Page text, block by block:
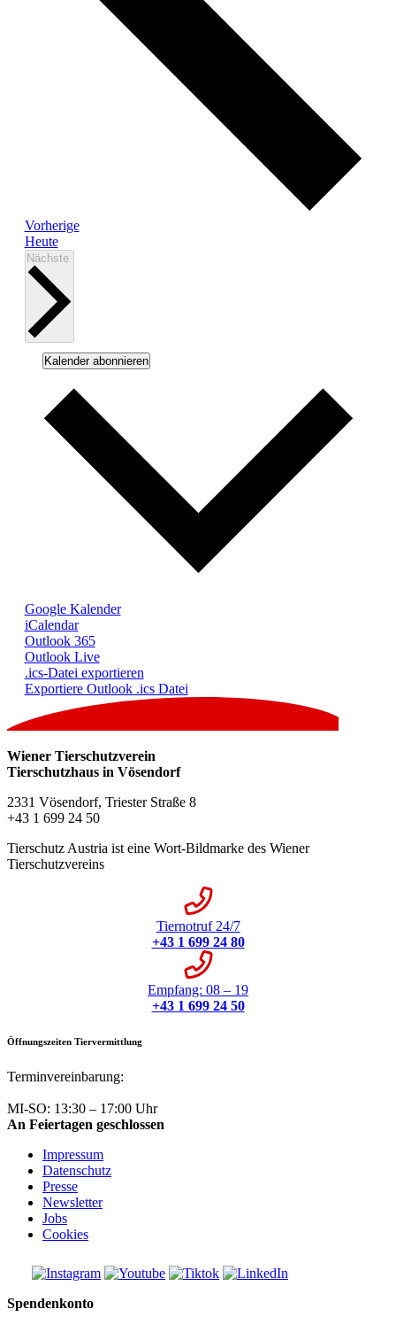
VorherigeVeranstaltungen
Heute
Nächste
Kalender abonnieren
Google Kalender
iCalendar
Outlook 365
Outlook Live
.ics-Datei exportieren
Exportiere Outlook .ics Datei
Wiener Tierschutzverein
Tierschutzhaus in Vösendorf
2331 Vösendorf, Triester Straße 8
+43 1 699 24 50
Tierschutz Austria ist eine Wort-Bildmarke des Wiener
Tierschutzvereins
Tiernotruf 24/7
+43 1 699 24 80
Empfang: 08 – 19
+43 1 699 24 50
Öffnungszeiten Tiervermittlung
Terminvereinbarung:
MI-SO: 13:30 – 17:00 Uhr
An Feiertagen geschlossen
Impressum
Datenschutz
Presse
Newsletter
Jobs
Cookies
Spendenkonto